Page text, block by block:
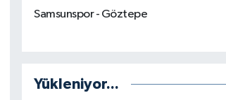
Samsunspor - Göztepe
Yükleniyor...